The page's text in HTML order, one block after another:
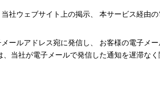
社ウェブサイト上の掲示、 本サービス経由
ールアドレス宛に発信し、 お客様の電子メ
当社が電子メールで発信した通知を遅滞なく